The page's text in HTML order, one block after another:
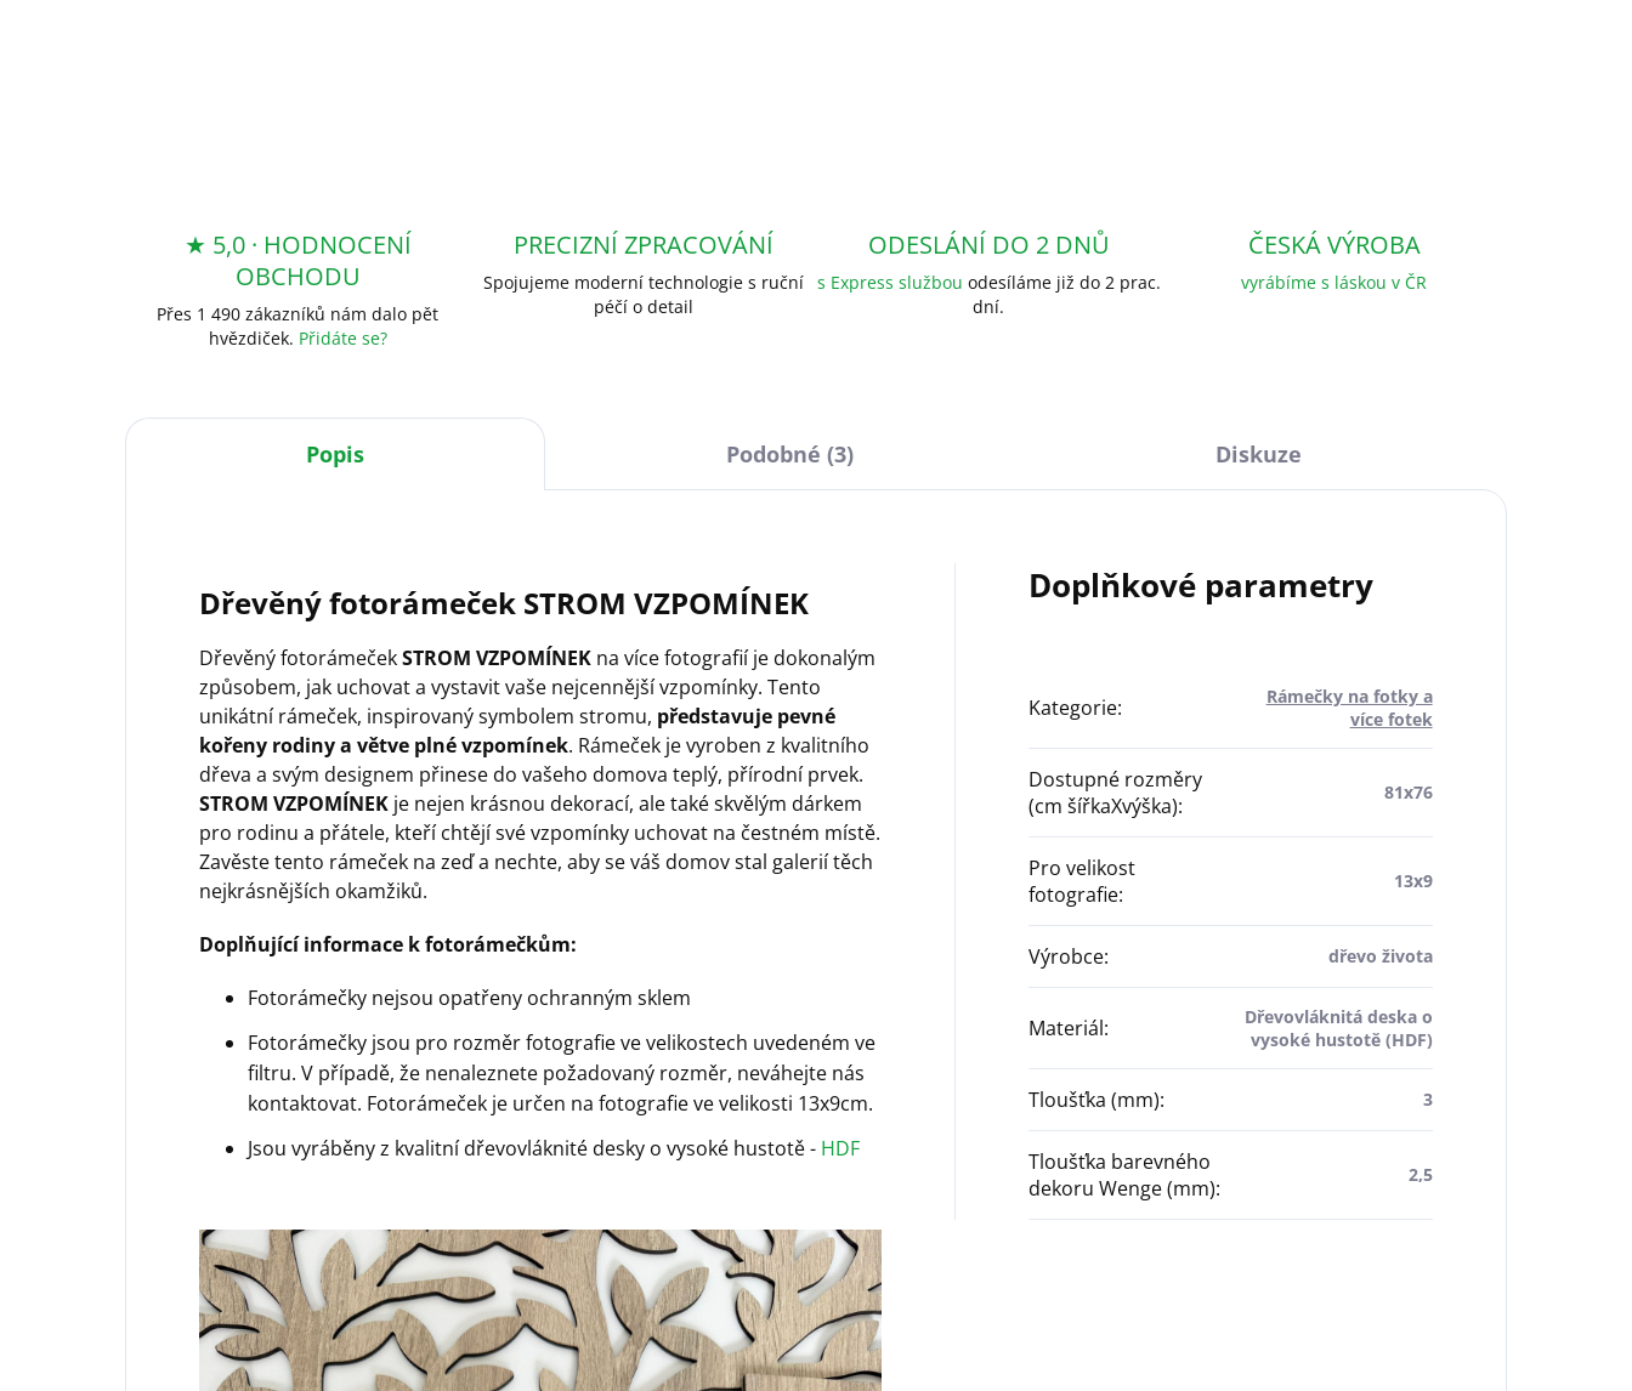
★ 5,0 · HODNOCENÍ
OBCHODU
Přes 1 490 zákazníků nám dalo pět
hvězdiček. Přidáte se?
PRECIZNÍ ZPRACOVÁNÍ
Spojujeme moderní technologie s ruční
péčí o detail
ODESLÁNÍ DO 2 DNŮ
s Express službou odesíláme již do 2 prac.
dní.
ČESKÁ VÝROBA
vyrábíme s láskou v ČR
Popis Podobné (3) Diskuze
Dřevěný fotorámeček STROM VZPOMÍNEK
Dřevěný fotorámečekSTROM VZPOMÍNEK na více fotografií je dokonalým
způsobem, jak uchovat a vystavit vaše nejcennější vzpomínky. Tento
unikátní rámeček, inspirovaný symbolem stromu, představuje pevné
kořeny rodiny a větve plné vzpomínek. Rámeček je vyroben z kvalitního
dřeva a svým designem přinese do vašeho domova teplý, přírodní prvek.
STROM VZPOMÍNEK je nejen krásnou dekorací, ale také skvělým dárkem
pro rodinu a přátele, kteří chtějí své vzpomínky uchovat na čestném místě.
Zavěste tento rámeček na zeď a nechte, aby se váš domov stal galerií těch
nejkrásnějších okamžiků.
Doplňující informace k fotorámečkům:
Fotorámečky nejsou opatřeny ochranným sklem
Fotorámečky jsou pro rozměr fotografie ve velikostech uvedeném ve
filtru. V případě, že nenaleznete požadovaný rozměr, neváhejte nás
kontaktovat. Fotorámeček je určen na fotografie ve velikosti 13x9cm.
Jsou vyráběny z kvalitní dřevovláknité desky o vysoké hustotě - HDF
Doplňkové parametry
Kategorie:
Rámečky na fotky a
více fotek
Dostupné rozměry
(cm šířkaXvýška):
81x76
Pro velikost
fotografie:
13x9
Výrobce: dřevo života
Materiál:
Dřevovláknitá deska o
vysoké hustotě (HDF)
Tloušťka (mm): 3
Tloušťka barevného
dekoru Wenge (mm):
2,5